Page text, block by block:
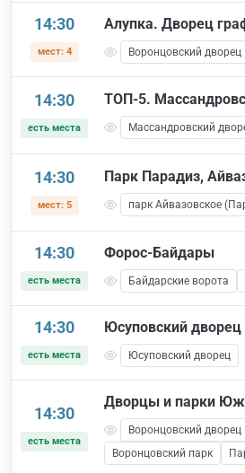
14:30
мест: 4
Алупка. Дворец
Воронцовский дворец
14:30
есть места
ТОП-5.
Массандровский
14:30
мест: 5
Парк Парадиз,
парк Айвазовское
14:30
есть места
Форос-Байдары
Байдарские ворота
14:30
есть места
Юсуповский дворец
Юсуповский дворец
14:30
есть места
Дворцы и парки
Воронцовский дворец
Воронцовский парк